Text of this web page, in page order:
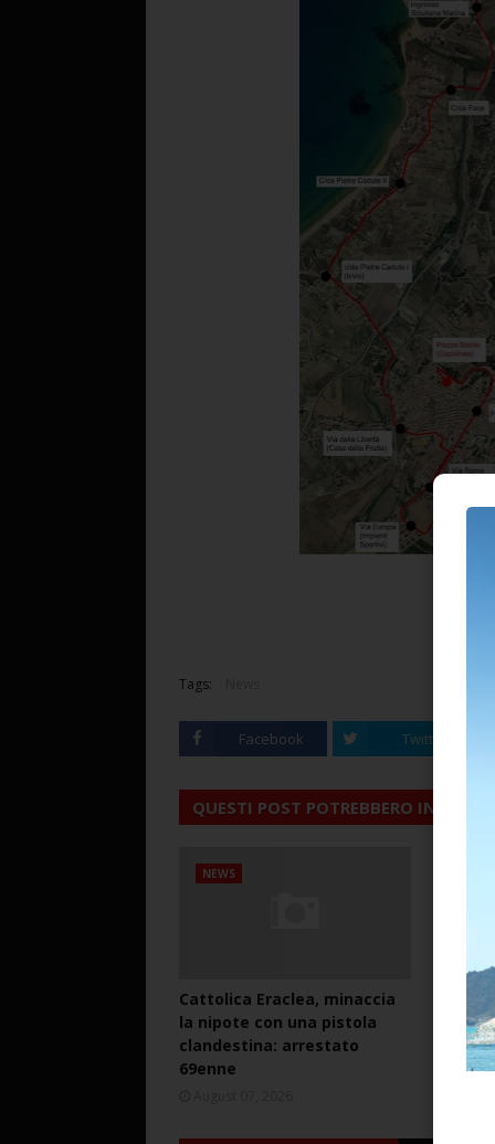
Tags:
Facebook Twitter
QUESTI POST POTREBBERO
NEWS
Cattolica Eraclea, minaccia
la nipote con una pistola
clandestina: arrestato
69enne
lite